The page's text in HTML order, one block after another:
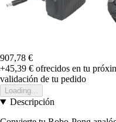
907,78 €
+45,39 € ofrecidos en tu
validación de tu pedido
Loading...
Descripción